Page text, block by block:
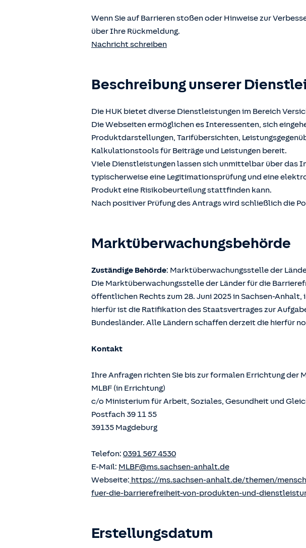
Wenn Sie auf Barrieren stoßen oder Hinweise zur
über Ihre Rückmeldung.
Nachricht schreiben
Beschreibung unserer
Die HUK bietet diverse Dienstleistungen im Bereich
Die Webseiten ermöglichen es Interessenten, sich
Produktdarstellungen, Tarifübersichten,
Kalkulationstools für Beiträge und Leistungen bereit.
Viele Dienstleistungen lassen sich unmittelbar über das
typischerweise eine Legitimationsprüfung und eine
Produkt eine Risikobeurteilung stattfinden kann.
Nach positiver Prüfung des Antrags wird schließlich die
Marktüberwachungsbehörde
Zuständige Behörde: Marktüberwachungsstelle der
Die Marktüberwachungsstelle der Länder für die
öffentlichen Rechts zum 28. Juni 2025 in Sachsen-
hierfür ist die Ratifikation des Staatsvertrages zur
Bundesländer. Alle Ländern schaffen derzeit die hierfür
Kontakt
Ihre Anfragen richten Sie bis zur formalen Errichtung der
MLBF (in Errichtung)
c/o Ministerium für Arbeit, Soziales, Gesundheit und
Postfach 39 11 55
39135 Magdeburg
Telefon: 0391 567 4530
E-Mail: MLBF@ms.sachsen-anhalt.de
Webseite: https://ms.sachsen-anhalt.de/themen/
fuer-die-barrierefreiheit-von-produkten-und-
Erstellungsdatum